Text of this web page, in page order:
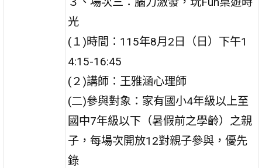
光
(１)時間：115年8月2日（日）下午1
4:15-16:45
(２)講師：王雅涵心理師
(二)參與對象：家有國小4年級以上至
國中7年級以下（暑假前之學齡）之親
子，每場次開放12對親子參與，優先
錄